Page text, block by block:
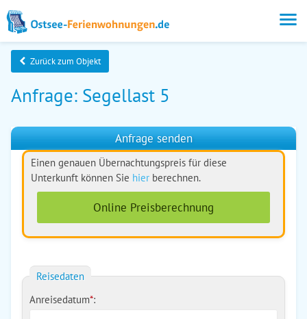
Zurück zum Objekt
Anfrage: Segellast 5
Anfrage senden
Einen genauen Übernachtungspreis für diese
Unterkunft können Sie hier berechnen.
Online Preisberechnung
Reisedaten
Anreisedatum*: